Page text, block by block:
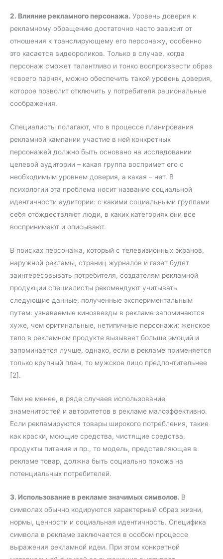
2. Влияние рекламного персонажа. Уровень доверия к
рекламному обращению достаточно часто зависит от
отношения к транслирующему его персонажу, особенно
это касается видеороликов. Только в случае, когда
персонаж сможет талантливо и тонко воспроизвести образ
«своего парня», можно обеспечить такой уровень доверия,
которое позволит отключить у потребителя рациональные
соображения.
Специалисты полагают, что в процессе планирования
рекламной кампании участие в ней конкретных
персонажей должно быть основано на исследовании
целевой аудитории – какая группа воспримет его с
необходимым уровнем доверия, а какая – нет. В
психологии эта проблема носит название социальной
идентичности аудитории: с какими социальными группами
себя отождествляют люди, в каких категориях они все
воспринимают и описывают.
В поисках персонажа, который с телевизионных экранов,
наружной рекламы, страниц журналов и газет будет
заинтересовывать потребителя, создателям рекламной
продукции специалисты рекомендуют учитывать
следующие данные, полученные экспериментальным
путем: узнаваемые кинозвезды в рекламе запоминаются
хуже, чем оригинальные, нетипичные персонажи; женское
тело в рекламном продукте вызывает больше эмоций и
запоминается лучше, однако, если в рекламе применяется
только крупный план, то мужское лицо предпочтительнее
[2].
Тем не менее, в ряде случаев использование
знаменитостей и авторитетов в рекламе малоэффективно.
Если рекламируются товары широкого потребления, такие
как краски, моющие средства, чистящие средства,
продукты питания и пр., то модель, представляющая в
рекламе товар, должна быть социально похожа на
потенциальных потребителей.
3. Использование в рекламе значимых символов. В
символах обычно кодируются характерный образ жизни,
нормы, ценности и социальная идентичность. Специфика
символа в рекламе заключается в особом процессе
выражения рекламной идеи. При этом конкретной